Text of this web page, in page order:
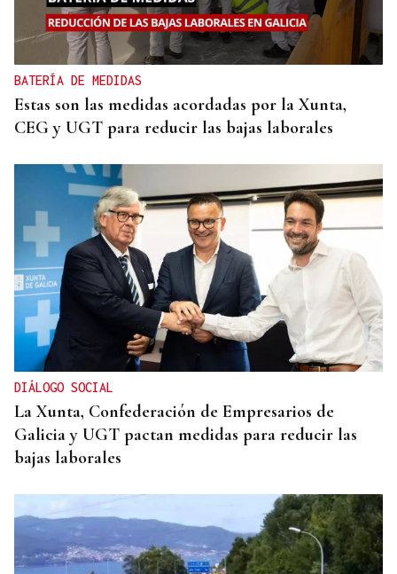
BATERÍA DE MEDIDAS
Estas son las medidas acordadas por la Xunta,
CEG y UGT para reducir las bajas laborales
DIÁLOGO SOCIAL
La Xunta, Confederación de Empresarios de
Galicia y UGT pactan medidas para reducir las
bajas laborales